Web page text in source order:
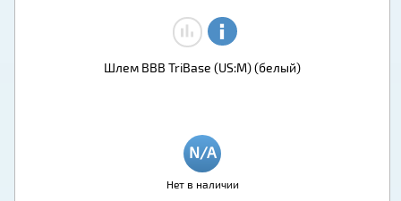
Шлем BBB TriBase (US:M) (белый)
Нет в наличии